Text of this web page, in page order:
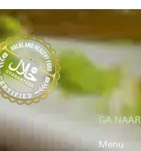
GA NAAR
Menu